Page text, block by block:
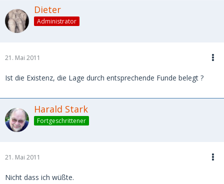
Dieter
Administrator
21. Mai 2011
Ist die Existenz, die Lage durch entsprechende Funde belegt ?
Harald Stark
Fortgeschrittener
21. Mai 2011
Nicht dass ich wüßte.